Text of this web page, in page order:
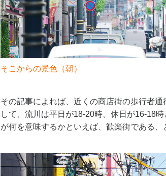
そこからの景色（朝）
その記事によれば、近くの商店街の歩行者
して、流川は平日が18-20時、休日が16-18
が何を意味するかといえば、歓楽街である、